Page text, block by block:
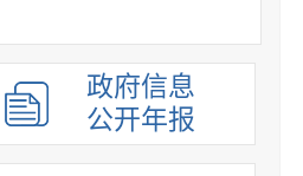
政府信息
公开年报